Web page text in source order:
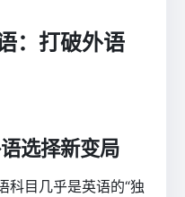
：打破外语
选择新变局
科目几乎是英语的“独